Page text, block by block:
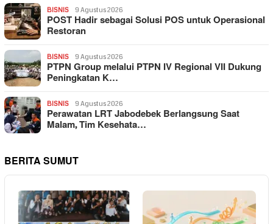
BISNIS 9 Agustus 2026
POST Hadir sebagai Solusi POS untuk Operasional
Restoran
BISNIS 9 Agustus 2026
PTPN Group melalui PTPN IV Regional VII Dukung
Peningkatan K…
BISNIS 9 Agustus 2026
Perawatan LRT Jabodebek Berlangsung Saat
Malam, Tim Kesehata…
BERITA SUMUT